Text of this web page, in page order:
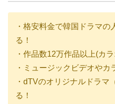
・格安料金で韓国ドラマ
る！
・作品数12万作品以上(カ
・ミュージックビデオやカ
・dTVのオリジナルドラマ
る！